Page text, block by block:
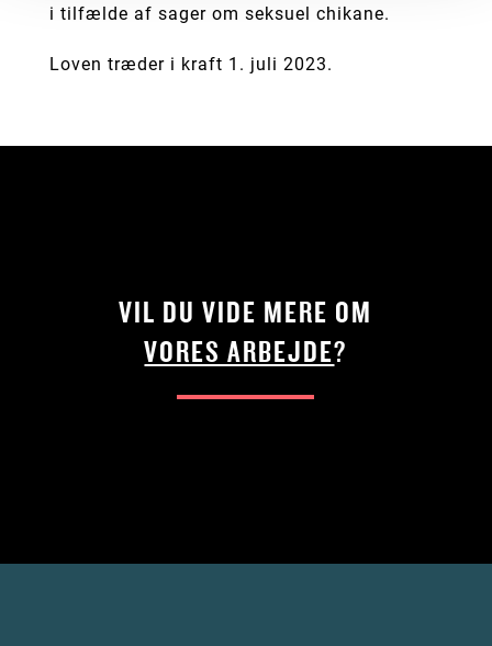
i tilfælde af sager om seksuel chikane.
Loven træder i kraft 1. juli 2023.
VIL DU VIDE MERE OM
VORES ARBEJDE?